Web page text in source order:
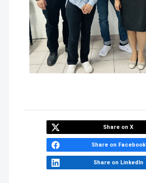
Share on X
Share on Facebook
Share on LinkedIn